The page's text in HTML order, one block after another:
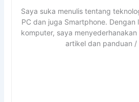
Saya suka menulis tentang
PC dan juga Smartphone.
komputer, saya
artikel dan panduan /